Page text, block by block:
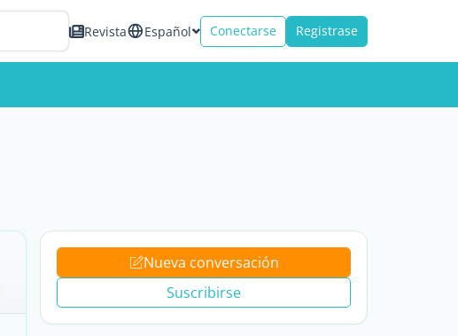
Revista Español Conectarse Registrase
Nueva conversación
Suscribirse